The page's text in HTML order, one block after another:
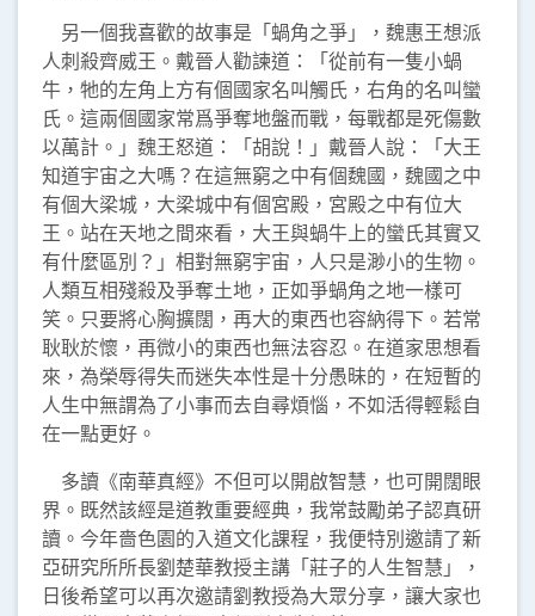
另一個我喜歡的故事是「蝸角之爭」，魏惠王想派
人刺殺齊威王。戴晉人勸諫道：「從前有一隻小蝸
牛，牠的左角上方有個國家名叫觸氏，右角的名叫蠻
氏。這兩個國家常爲爭奪地盤而戰，每戰都是死傷數
以萬計。」魏王怒道：「胡說！」戴晉人說：「大王
知道宇宙之大嗎？在這無窮之中有個魏國，魏國之中
有個大梁城，大梁城中有個宮殿，宮殿之中有位大
王。站在天地之間來看，大王與蝸牛上的蠻氏其實又
有什麼區別？」相對無窮宇宙，人只是渺小的生物。
人類互相殘殺及爭奪土地，正如爭蝸角之地一樣可
笑。只要將心胸擴闊，再大的東西也容納得下。若常
耿耿於懷，再微小的東西也無法容忍。在道家思想看
來，為榮辱得失而迷失本性是十分愚昧的，在短暫的
人生中無謂為了小事而去自尋煩惱，不如活得輕鬆自
在一點更好。
多讀《南華真經》不但可以開啟智慧，也可開闊眼
界。既然該經是道教重要經典，我常鼓勵弟子認真研
讀。今年嗇色園的入道文化課程，我便特別邀請了新
亞研究所所長劉楚華教授主講「莊子的人生智慧」，
日後希望可以再次邀請劉教授為大眾分享，讓大家也